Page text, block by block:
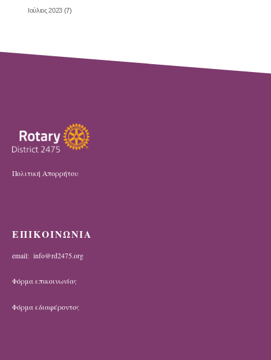
Ιούλιος 2023 (7)
Πολιτική Απορρήτου
ΕΠΙΚΟΙΝΩΝΙΑ
email: info@rd2475.org
Φόρμα επικοινωνίας
Φόρμα εδιαφέροντος